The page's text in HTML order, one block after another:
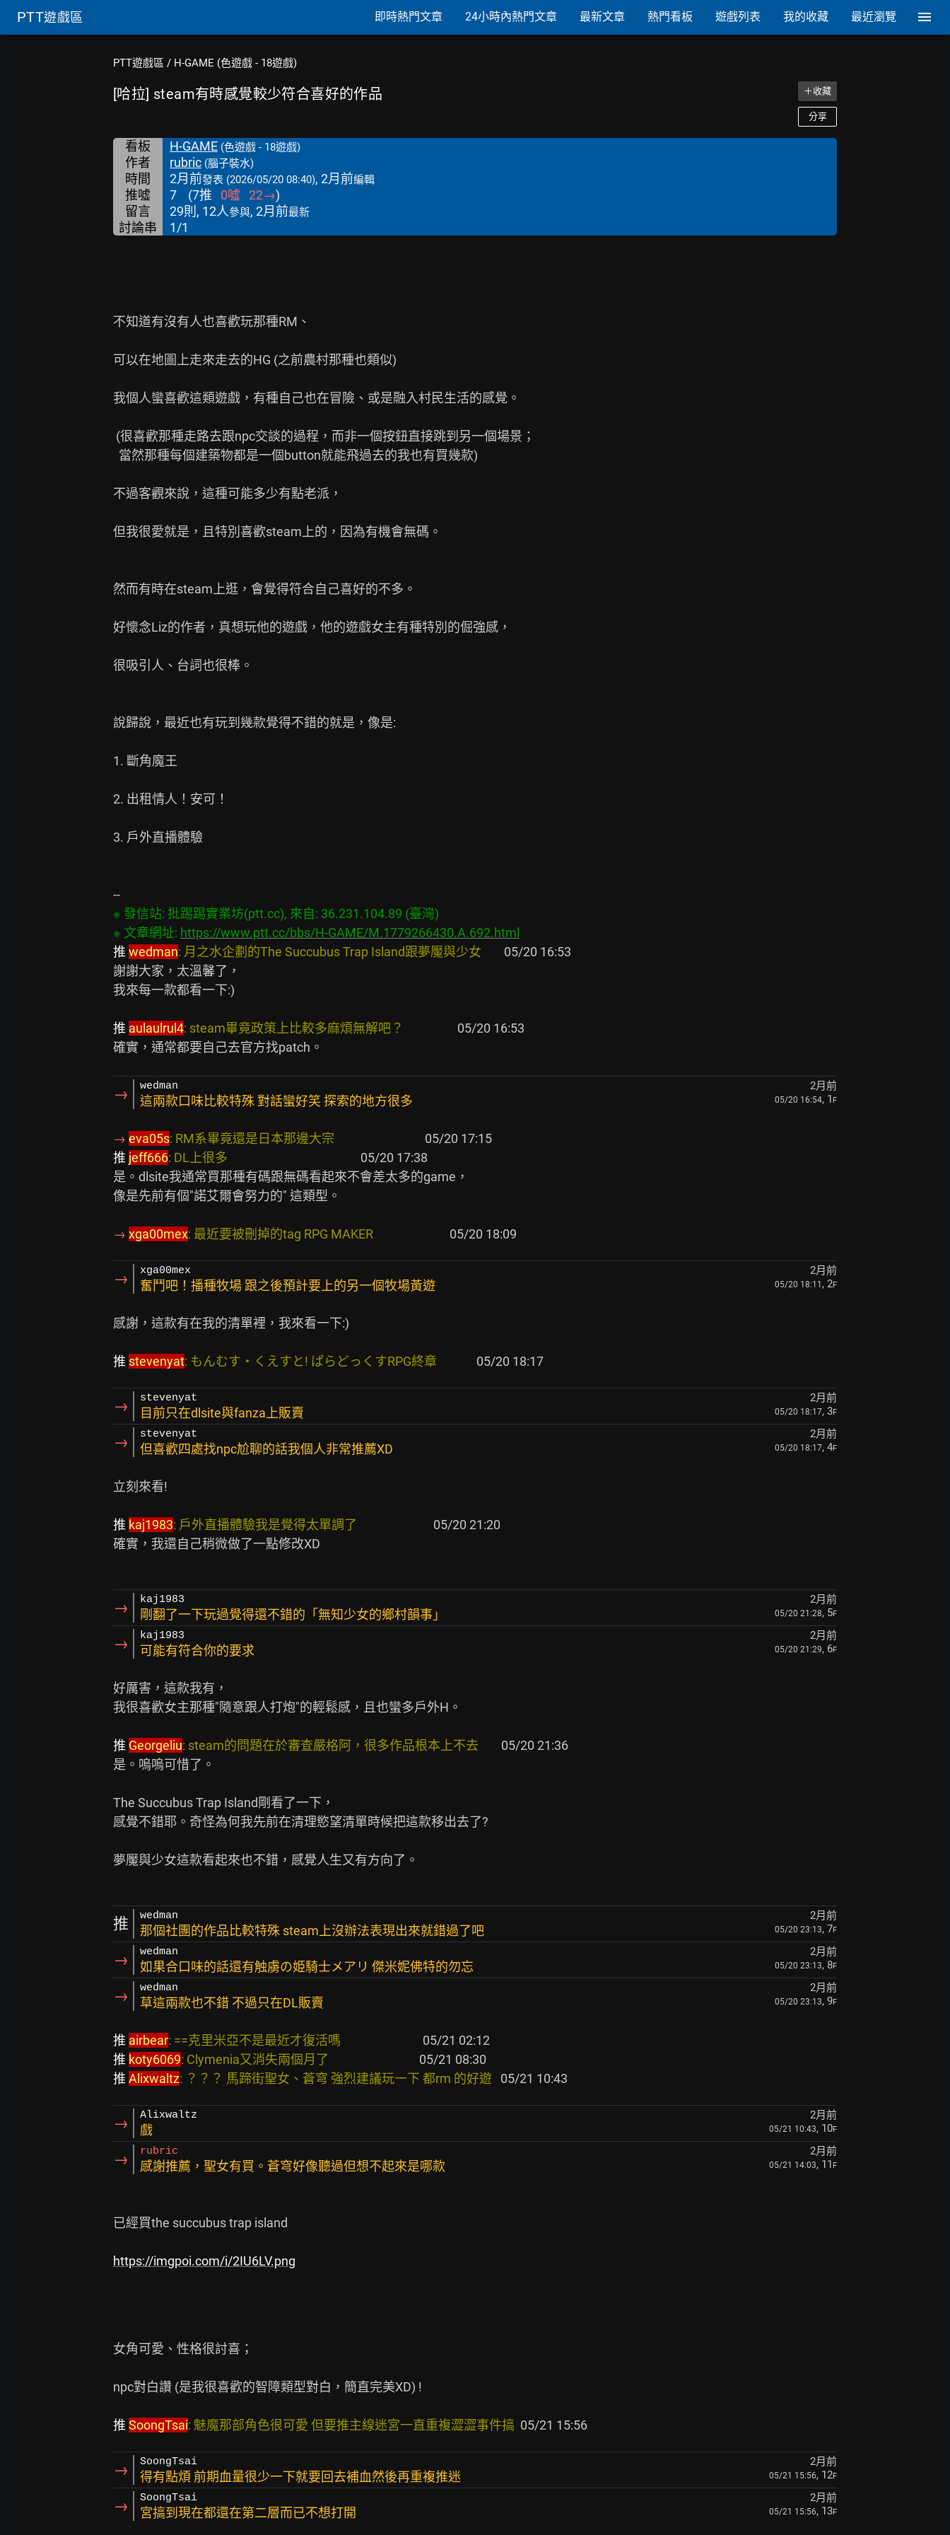
PTT遊戲區 即時熱門文章 24小時內熱門文章 最新文章 熱門看板 遊戲列表 我的收藏 最近瀏覽
PTT遊戲區 / H-GAME (色遊戲 - 18遊戲)
[哈拉] steam有時感覺較少符合喜好的作品 ＋收藏
分享
看板 H-GAME (色遊戲 - 18遊戲)
作者 rubric (腦子裝水)
時間 2月前發表 (2026/05/20 08:40), 2月前編輯
推噓 7 (7推 0噓 22→)
留言
29則, 12人參與, 2月前最新
討論串 1/1
不知道有沒有人也喜歡玩那種RM、
可以在地圖上走來走去的HG (之前農村那種也類似)
我個人蠻喜歡這類遊戲，有種自己也在冒險、或是融入村民生活的感覺。
不過客觀來說，這種可能多少有點老派，
但我很愛就是，且特別喜歡steam上的，因為有機會無碼。
然而有時在steam上逛，會覺得符合自己喜好的不多。
好懷念Liz的作者，真想玩他的遊戲，他的遊戲女主有種特別的倔強感，
很吸引人、台詞也很棒。
說歸說，最近也有玩到幾款覺得不錯的就是，像是:
1. 斷角魔王
2. 出租情人！安可！
3. 戶外直播體驗
※ 發信站: 批踢踢實業坊(ptt.cc), 來自: 36.231.104.89 (臺灣)
※ 文章網址: https://www.ptt.cc/bbs/H-GAME/M.1779266430.A.692.html
推 wedman: 月之水企劃的The Succubus Trap Island跟夢魘與少女
05/20 16:53
謝謝大家，太溫馨了，
我來每一款都看一下:)
推 aulaulrul4: steam畢竟政策上比較多麻煩無解吧？
05/20 16:53
確實，通常都要自己去官方找patch。
→ wedman 2月前
這兩款口味比較特殊 對話蠻好笑 探索的地方很多 05/20 16:54, 1 F
→ eva05s: RM系畢竟還是日本那邊大宗
推 jeff666: DL上很多
05/20 17:38
是。dlsite我通常買那種有碼跟無碼看起來不會差太多的game，
像是先前有個"諾艾爾會努力的" 這類型。
→ xga00mex: 最近要被刪掉的tag RPG MAKER
→ xga00mex 2月前
奮鬥吧！播種牧場 跟之後預計要上的另一個牧場黃遊 05/20 18:11 , 2F
感謝，這款有在我的清單裡，我來看一下:)
推 stevenyat: もんむす・くえすと! ぱらどっくすRPG終章
→ stevenyat 2月前
目前只在dlsite與fanza上販賣 05/20 18:17, 3F
→ stevenyat 2月前
但喜歡四處找npc尬聊的話我個人非常推薦XD 05/20 18:17, 4F
立刻來看!
推 kaj1983: 戶外直播體驗我是覺得太單調了
05/20 21:20
確實，我還自己稍微做了一點修改XD
→ kaj1983 2月前
剛翻了一下玩過覺得還不錯的「無知少女的鄉村韻事」 05/20 21:28, 5F
→ kaj1983 2月前
可能有符合你的要求 05/20 21:29, 6F
好厲害，這款我有，
我很喜歡女主那種"隨意跟人打炮"的輕鬆感，且也蠻多戶外H。
推 Georgeliu: steam的問題在於審查嚴格阿，很多作品根本上不去
05/20 21:36
是。嗚嗚可惜了。
The Succubus Trap Island剛看了一下，
感覺不錯耶。奇怪為何我先前在清理慾望清單時候把這款移出去了?
夢魘與少女這款看起來也不錯，感覺人生又有方向了。
推 wedman 2月前
那個社團的作品比較特殊 steam上沒辦法表現出來就錯過了吧 05/20 23:13, 7F
→ wedman 2月前
如果合口味的話還有触虜の姫騎士メアリ 傑米妮佛特的勿忘 05/20 23:13, 8F
→ wedman 2月前
草這兩款也不錯 不過只在DL販賣 05/20 23:13, 9F
推 airbear: ==克里米亞不是最近才復活嗎
推 koty6069: Clymenia又消失兩個月了
推 Alixwaltz: ？？？ 馬蹄街聖女、蒼穹 強烈建議玩一下 都rm 的好遊
→ Alixwaltz 2月前
戲 05/21 10:43, 10F
→ rubric 2月前
感謝推薦，聖女有買。蒼穹好像聽過但想不起來是哪款 05/21 14:03, 11 F
已經買the succubus trap island
https://imgpoi.com/i/2IU6LV.png
女角可愛、性格很討喜；
npc對白讚 (是我很喜歡的智障類型對白，簡直完美XD) !
推 SoongTsai: 魅魔那部角色很可愛 但要推主線迷宮一直重複澀澀事件搞
→ SoongTsai 2月前
得有點煩 前期血量很少一下就要回去補血然後再重複推迷 05/21 15:56, 12F
→ SoongTsai 2月前
宮搞到現在都還在第二層而已不想打開 05/21 15:56, 13F